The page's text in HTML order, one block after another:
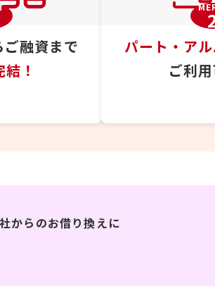
融資まで
！
パート・ア
ご利用
からのお借り換えに